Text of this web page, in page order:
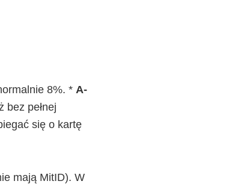
8%. * A-
bez pełnej
się o kartę
mają MitID). W